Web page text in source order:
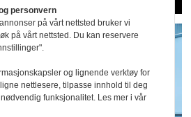
personvern
på vårt nettsted bruker vi
på vårt nettsted. Du kan reservere
og lignende verktøy for
nettlesere, tilpasse innhold til deg
funksjonalitet. Les mer i vår